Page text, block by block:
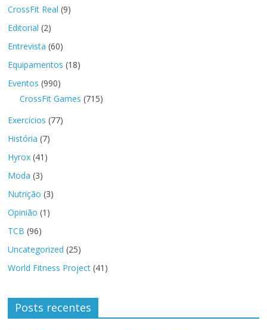
CrossFit Real (9)
Editorial (2)
Entrevista (60)
Equipamentos (18)
Eventos (990)
CrossFit Games (715)
Exercícios (77)
História (7)
Hyrox (41)
Moda (3)
Nutrição (3)
Opinião (1)
TCB (96)
Uncategorized (25)
World Fitness Project (41)
Posts recentes